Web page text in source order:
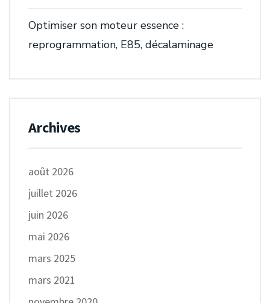
Optimiser son moteur essence :
reprogrammation, E85, décalaminage
Archives
août 2026
juillet 2026
juin 2026
mai 2026
mars 2025
mars 2021